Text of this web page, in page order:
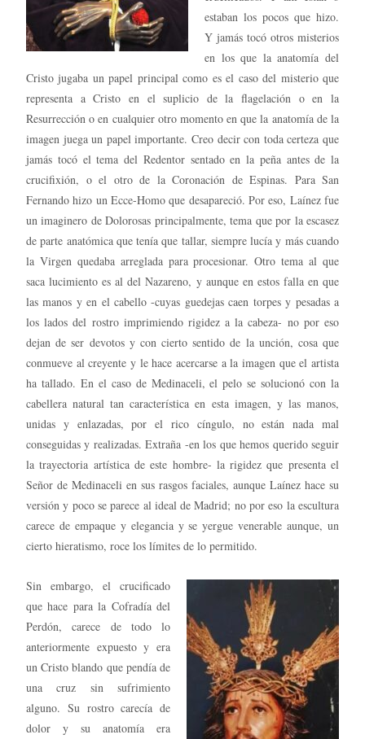
estaban los pocos que hizo.
Y jamás tocó otros misterios
en los que la anatomía del
Cristo jugaba un papel principal como es el caso del misterio que
representa a Cristo en el suplicio de la flagelación o en la
Resurrección o en cualquier otro momento en que la anatomía de la
imagen juega un papel importante. Creo decir con toda certeza que
jamás tocó el tema del Redentor sentado en la peña antes de la
crucifixión, o el otro de la Coronación de Espinas. Para San
Fernando hizo un Ecce-Homo que desapareció. Por eso, Laínez fue
un imaginero de Dolorosas principalmente, tema que por la escasez
de parte anatómica que tenía que tallar, siempre lucía y más cuando
la Virgen quedaba arreglada para procesionar. Otro tema al que
saca lucimiento es al del Nazareno, y aunque en estos falla en que
las manos y en el cabello -cuyas guedejas caen torpes y pesadas a
los lados del rostro imprimiendo rigidez a la cabeza- no por eso
dejan de ser devotos y con cierto sentido de la unción, cosa que
conmueve al creyente y le hace acercarse a la imagen que el artista
ha tallado. En el caso de Medinaceli, el pelo se solucionó con la
cabellera natural tan característica en esta imagen, y las manos,
unidas y enlazadas, por el rico cíngulo, no están nada mal
conseguidas y realizadas. Extraña -en los que hemos querido seguir
la trayectoria artística de este hombre- la rigidez que presenta el
Señor de Medinaceli en sus rasgos faciales, aunque Laínez hace su
versión y poco se parece al ideal de Madrid; no por eso la escultura
carece de empaque y elegancia y se yergue venerable aunque, un
cierto hieratismo, roce los límites de lo permitido.
Sin embargo, el crucificado
que hace para la Cofradía del
Perdón, carece de todo lo
anteriormente expuesto y era
un Cristo blando que pendía de
una cruz sin sufrimiento
alguno. Su rostro carecía de
dolor y su anatomía era